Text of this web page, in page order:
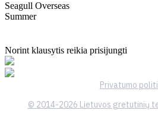
Seagull Overseas
Summer
Norint klausytis reikia prisijungti
Privatumo
© 2014-2026 Lietuvos gretutinių